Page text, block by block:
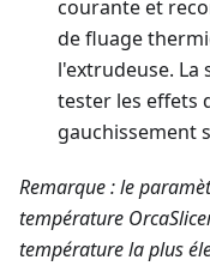
courante et
de fluage
l'extrudeuse.
tester les effets
gauchissement
Remarque : le
température
température la plus